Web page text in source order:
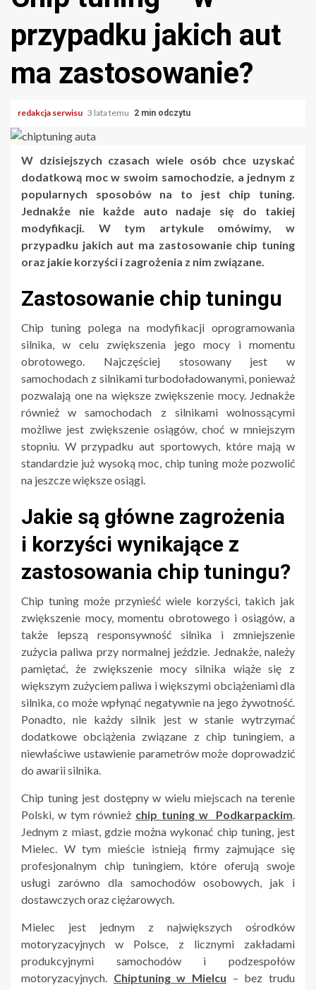
przypadku jakich aut
ma zastosowanie?
redakcja serwisu 3 lata temu 2 min odczytu
W dzisiejszych czasach wiele osób chce uzyskać
dodatkową moc w swoim samochodzie, a jednym z
popularnych sposobów na to jest chip tuning.
Jednakże nie każde auto nadaje się do takiej
modyfikacji. W tym artykule omówimy, w
przypadku jakich aut ma zastosowanie chip tuning
oraz jakie korzyści i zagrożenia z nim związane.
Zastosowanie chip tuningu
Chip tuning polega na modyfikacji oprogramowania
silnika, w celu zwiększenia jego mocy i momentu
obrotowego. Najczęściej stosowany jest w
samochodach z silnikami turbodoładowanymi, ponieważ
pozwalają one na większe zwiększenie mocy. Jednakże
również w samochodach z silnikami wolnossącymi
możliwe jest zwiększenie osiągów, choć w mniejszym
stopniu. W przypadku aut sportowych, które mają w
standardzie już wysoką moc, chip tuning może pozwolić
na jeszcze większe osiągi.
Jakie są główne zagrożenia
i korzyści wynikające z
zastosowania chip tuningu?
Chip tuning może przynieść wiele korzyści, takich jak
zwiększenie mocy, momentu obrotowego i osiągów, a
także lepszą responsywność silnika i zmniejszenie
zużycia paliwa przy normalnej jeździe. Jednakże, należy
pamiętać, że zwiększenie mocy silnika wiąże się z
większym zużyciem paliwa i większymi obciążeniami dla
silnika, co może wpłynąć negatywnie na jego żywotność.
Ponadto, nie każdy silnik jest w stanie wytrzymać
dodatkowe obciążenia związane z chip tuningiem, a
niewłaściwe ustawienie parametrów może doprowadzić
do awarii silnika.
Chip tuning jest dostępny w wielu miejscach na terenie
Polski, w tym również chip tuning w Podkarpackim.
Jednym z miast, gdzie można wykonać chip tuning, jest
Mielec. W tym mieście istnieją firmy zajmujące się
profesjonalnym chip tuningiem, które oferują swoje
usługi zarówno dla samochodów osobowych, jak i
dostawczych oraz ciężarowych.
Mielec jest jednym z największych ośrodków
motoryzacyjnych w Polsce, z licznymi zakładami
produkcyjnymi samochodów i podzespołów
motoryzacyjnych. Chiptuning w Mielcu – bez trudu